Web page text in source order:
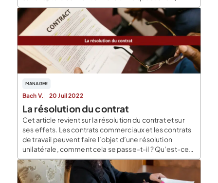
Différences entre rupture conventionnelle,
démission et licenciement Ce départ négocié
permet au salarié de quitter l’entreprise avec ses
indemnités de […]
MANAGER
Bach V. 20 Juil 2022
La résolution du contrat
Cet article revient sur la résolution du contrat et sur
ses effets. Les contrats commerciaux et les contrats
de travail peuvent faire l’objet d’une résolution
unilatérale, comment cela se passe-t-il ? Qu’est-ce
que la résolution ? Il est possible que l’une des parties
procède à la résolution du contrat pour diverses
raisons. Cette action met […]